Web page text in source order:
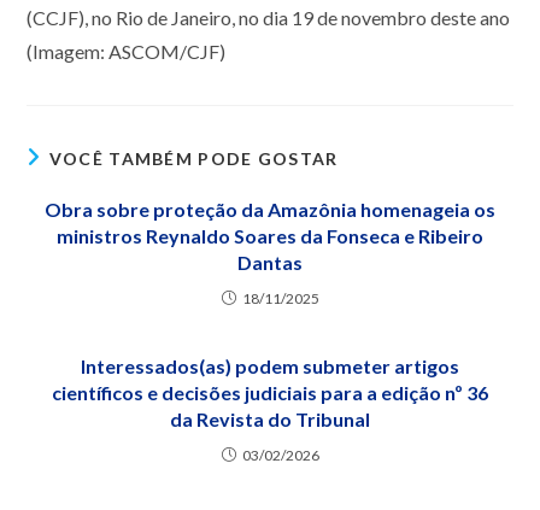
(CCJF), no Rio de Janeiro, no dia 19 de novembro deste ano
(Imagem: ASCOM/CJF)
VOCÊ TAMBÉM PODE GOSTAR
Obra sobre proteção da Amazônia homenageia os
ministros Reynaldo Soares da Fonseca e Ribeiro
Dantas
18/11/2025
Interessados(as) podem submeter artigos
científicos e decisões judiciais para a edição nº 36
da Revista do Tribunal
03/02/2026